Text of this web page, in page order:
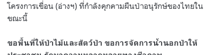
โครงการเขื่อน (อ่างฯ) ที่กำลังคุกคามผืนป่าอนุรักษ์ของไทยใน
ขณะนี้
ขอพื้นที่ให้ป่าไม้และสัตว์ป่า ขอการจัดการน้ำนอกป่าให้